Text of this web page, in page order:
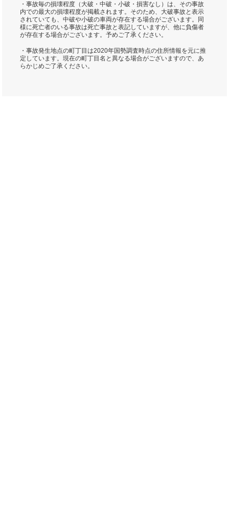
・事故毎の損壊程度（大破・中破・小破・損害なし）は、その事故
内での最大の損壊程度が掲載されます。そのため、大破事故と表示
されていても、中破や小破の車両が存在する場合がございます。同
様に死亡者のいる事故は死亡事故と表記していますが、他に負傷者
が存在する場合がございます。予めご了承ください。
・事故発生地点の町丁目は2020年国勢調査時点の住所情報を元に推
定しています。現在の町丁目名と異なる場合がございますので、あ
らかじめご了承ください。